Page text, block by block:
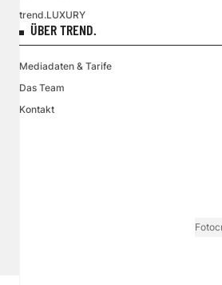
trend.LUXURY
ÜBER TREND.
Mediadaten & Tarife
Das Team
Kontakt